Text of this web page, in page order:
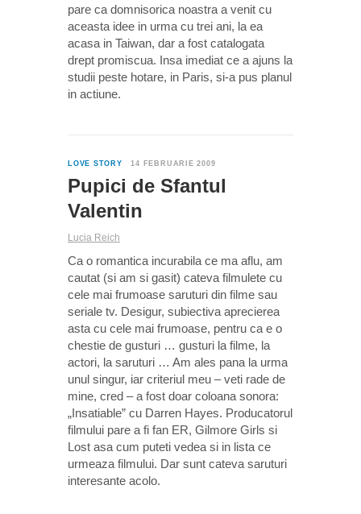
pare ca domnisorica noastra a venit cu
aceasta idee in urma cu trei ani, la ea
acasa in Taiwan, dar a fost catalogata
drept promiscua. Insa imediat ce a ajuns la
studii peste hotare, in Paris, si-a pus planul
in actiune.
LOVE STORY 14 FEBRUARIE 2009
Pupici de Sfantul
Valentin
Lucia Reich
Ca o romantica incurabila ce ma aflu, am
cautat (si am si gasit) cateva filmulete cu
cele mai frumoase saruturi din filme sau
seriale tv. Desigur, subiectiva aprecierea
asta cu cele mai frumoase, pentru ca e o
chestie de gusturi … gusturi la filme, la
actori, la saruturi … Am ales pana la urma
unul singur, iar criteriul meu – veti rade de
mine, cred – a fost doar coloana sonora:
„Insatiable” cu Darren Hayes. Producatorul
filmului pare a fi fan ER, Gilmore Girls si
Lost asa cum puteti vedea si in lista ce
urmeaza filmului. Dar sunt cateva saruturi
interesante acolo.